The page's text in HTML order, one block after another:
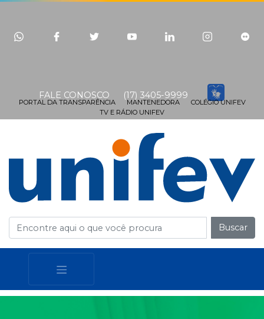
FALE CONOSCO (17) 3405-9999
PORTAL DA TRANSPARÊNCIA MANTENEDORA
COLÉGIO UNIFEV
TV E RÁDIO UNIFEV
Buscar